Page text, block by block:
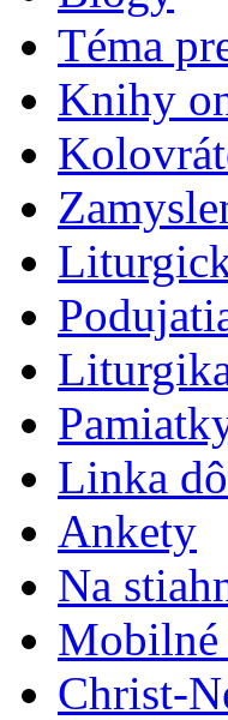
Téma
Knihy
Linka
Ankety
Na
Mobilné
Christ-